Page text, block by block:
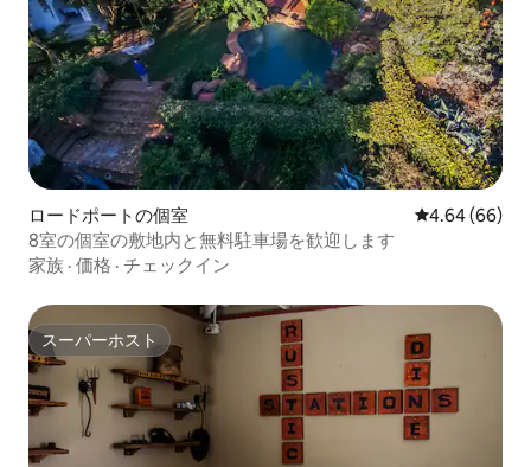
ロードポートの個室 レビュー66件
4.64 (66)
8室の個室の敷地内と無料駐車場を歓迎します
家族 · 価格 · チェックイン
スーパーホスト
スーパーホスト